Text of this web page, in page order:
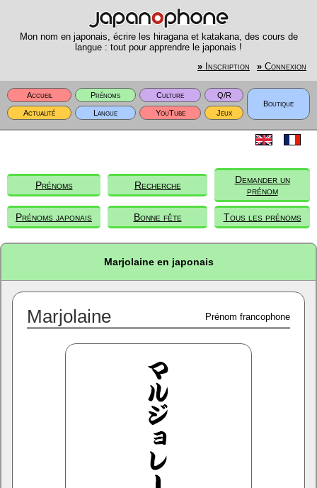
Mon nom en japonais, écrire les hiragana et katakana, des cours de
langue : tout pour apprendre le japonais !
» Inscription » Connexion
Accueil Prénoms Culture
Q/R
Boutique
Actualité
Langue YouTube Jeux
Prénoms Recherche
Demander un
prénom
Prénoms japonais Bonne fête Tous les prénoms
Marjolaine en japonais
Marjolaine Prénom francophone